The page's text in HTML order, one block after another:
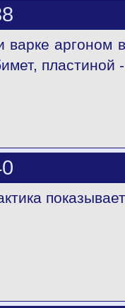
варке аргоном
пластиной